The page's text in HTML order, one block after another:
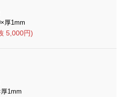
厚1mm
5,000円)
1mm